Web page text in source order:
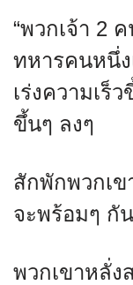
“พวกเจ้า 2
ทหารคนหนึ่ง
เร่งความเร็
ขึ้นๆ ลงๆ
สักพักพวกเข
จะพร้อมๆ กั
พวกเขาหลั่ง